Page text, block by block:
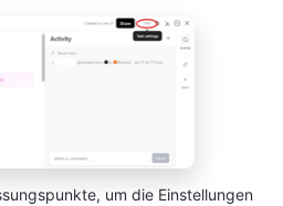
um die Einstellungen